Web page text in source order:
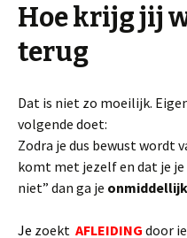
Hoe krijg jij
terug
Dat is niet zo moeilijk.
volgende doet:
Zodra je dus bewust wordt
komt met jezelf en dat je
niet” dan ga je onmiddellijk
Je zoekt AFLEIDING door